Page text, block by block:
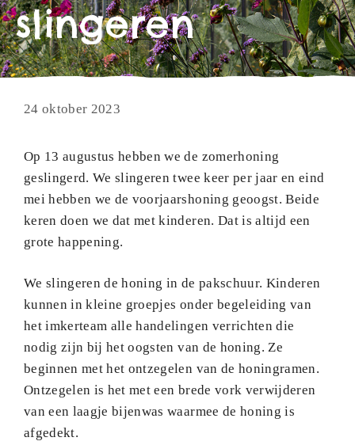
slingeren
24 oktober 2023
Op 13 augustus hebben we de zomerhoning
geslingerd. We slingeren twee keer per jaar en eind
mei hebben we de voorjaarshoning geoogst. Beide
keren doen we dat met kinderen. Dat is altijd een
grote happening.
We slingeren de honing in de pakschuur. Kinderen
kunnenin kleine groepjes onder begeleiding van
het imkerteam alle handelingen verrichten die
nodig zijn bij het oogsten van de honing. Ze
beginnen met het ontzegelen van de honingramen.
Ontzegelen is het met een brede vork verwijderen
van een laagje bijenwas waarmee de honing is
afgedekt.